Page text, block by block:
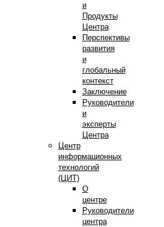
и
Продукты
Центра
Перспективы
развития
и
глобальный
контекст
Заключение
Руководители
и
эксперты
Центра
Центр
информационных
технологий
(ЦИТ)
О
центре
Руководители
центра